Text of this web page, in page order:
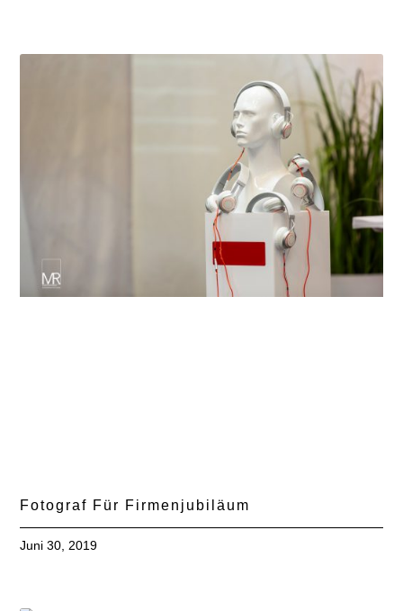
Fotograf Für Firmenjubiläum
Juni 30, 2019